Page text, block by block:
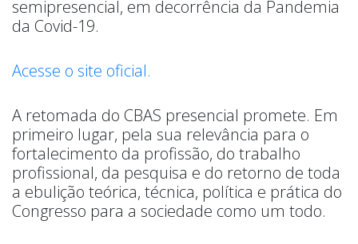
semipresencial, em decorrência da Pandemia
da Covid-19.
Acesse o site oficial.
A retomada do CBAS presencial promete. Em
primeiro lugar, pela sua relevância para o
fortalecimento da profissão, do trabalho
profissional, da pesquisa e do retorno de toda
a ebulição teórica, técnica, política e prática do
Congresso para a sociedade como um todo.